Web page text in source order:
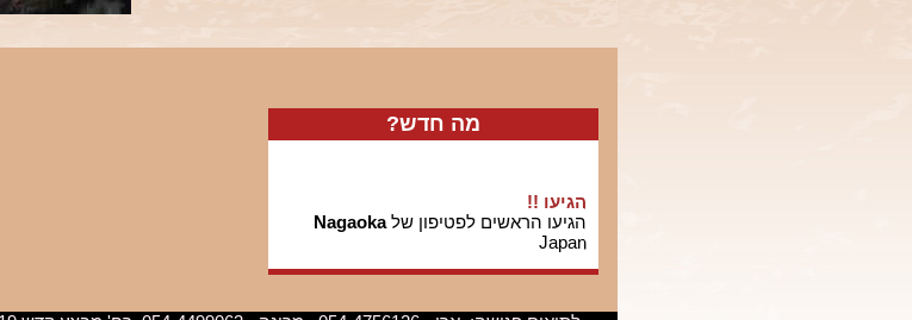
מה חדש?
הגיעו !!
הגיעו הראשים לפטיפון של Nagaoka
Japan
חדש !!